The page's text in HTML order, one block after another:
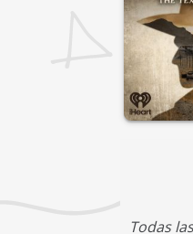
Todas